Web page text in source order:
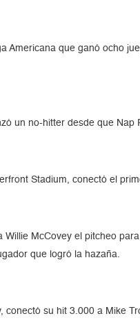
que ganó ocho
un no-hitter desde que
Stadium, conectó el
McCovey el pitcheo
que logró la hazaña.
su hit 3.000 a Mike